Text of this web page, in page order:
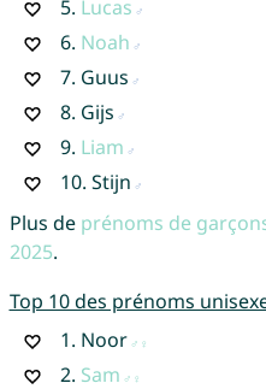
5. Lucas
6. Noah
7. Guus
8. Gijs
9. Liam
10. Stijn
Plus de prénoms de
2025.
Top 10 des prénoms
1. Noor
2. Sam